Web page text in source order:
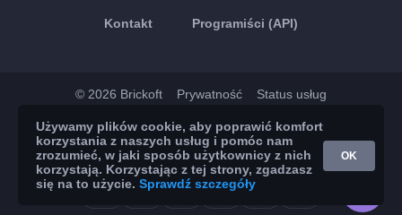
Kontakt Programiści (API)
© 2026 Brickoft Prywatność Status usług
App Store Google Play
Używamy plików cookie, aby poprawić komfort
korzystania z naszych usług i pomóc nam
zrozumieć, w jaki sposób użytkownicy z nich
korzystają. Korzystając z tej strony, zgadzasz
się na to użycie. Sprawdź szczegóły
OK